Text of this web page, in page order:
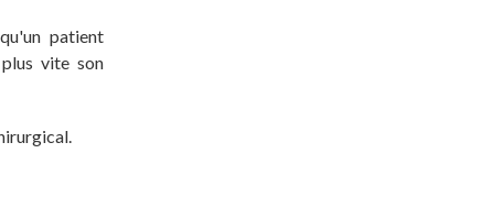
patient
vite son